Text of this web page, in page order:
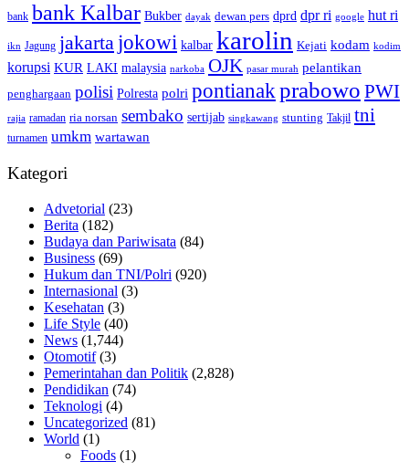
bank bank Kalbar Bukber dayak dewan pers dprd dpr ri google hut ri
ikn Jagung jakarta jokowi kalbar karolin Kejati kodam kodim
korupsi KUR LAKI malaysia narkoba OJK pasar murah pelantikan
penghargaan polisi Polresta polri pontianakprabowo PWI
rajia ramadan ria norsan sembako sertijab singkawang stunting Takjil tni
turnamen umkm wartawan
Kategori
Advetorial (23)
Berita (182)
Budaya dan Pariwisata (84)
Business (69)
Hukum dan TNI/Polri (920)
Internasional (3)
Kesehatan (3)
Life Style (40)
News (1,744)
Otomotif(3)
Pemerintahan dan Politik (2,828)
Pendidikan (74)
Teknologi (4)
Uncategorized (81)
World (1)
Foods (1)